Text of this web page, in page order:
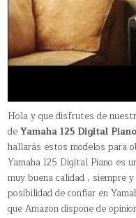
Hola y que disfrutes de
deYamaha 125 Digital Piano
hallarás estos modelos para
Yamaha 125 Digital Piano es
muy buena calidad , siempre
posibilidad de confiar en
que Amazon dispone de